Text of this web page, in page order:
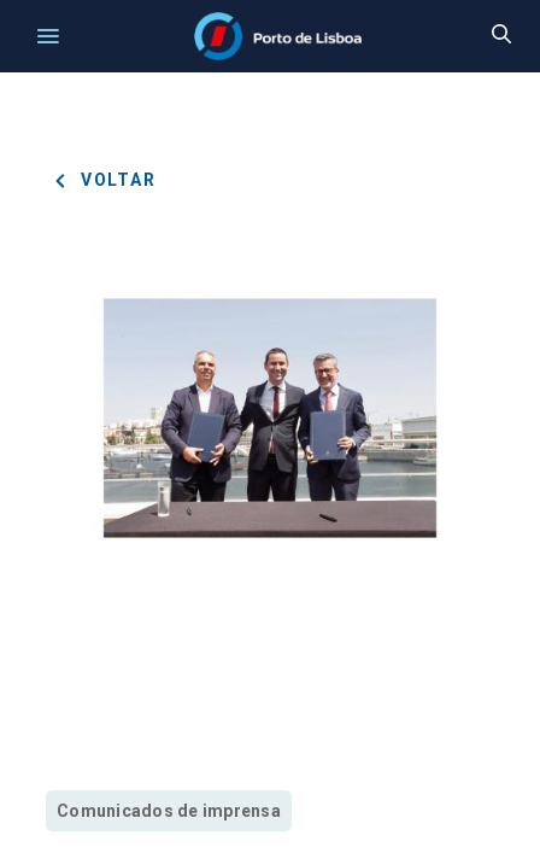
VOLTAR
Comunicados de imprensa